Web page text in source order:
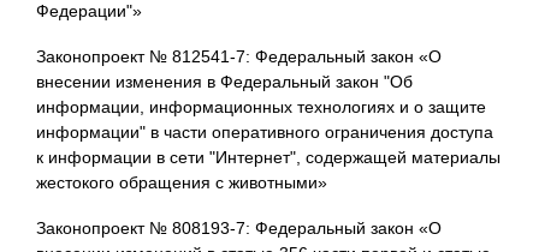
Федерации"»
Законопроект № 812541-7: Федеральный закон «О
внесении изменения в Федеральный закон "Об
информации, информационных технологиях и о защите
информации" в части оперативного ограничения доступа
к информации в сети "Интернет", содержащей материалы
жестокого обращения с животными»
Законопроект № 808193-7: Федеральный закон «О